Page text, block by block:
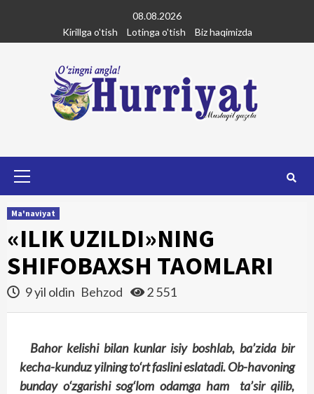
content
08.08.2026
Kirillga o'tish
Lotinga o'tish Biz haqimizda
Ma'naviyat
«ILIK UZILDI»NING
SHIFOBAXSH TAOMLARI
9 yil oldin Behzod 2 551
Bahor kelishi bilan kunlar isiy boshlab, ba’zida bir
kecha-kunduz yilning to‘rt faslini eslatadi. Ob-havoning
bunday o‘zgarishi sog‘lom odamga ham ta’sir qilib,